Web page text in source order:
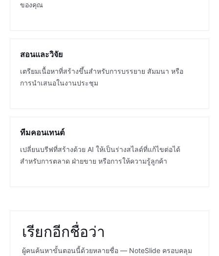
ของคุณ
สอนและวิจัย
เตรียมเนื้อหาที่สร้างขึ้นสำหรับการบรรยาย สัมมนา หรือ
การนำเสนอในงานประชุม
ทีมคอนเทนต์
เปลี่ยนบรีฟที่สร้างด้วย AI ให้เป็นร่างสไลด์ที่แก้ไขต่อได้
สำหรับการตลาด ฝ่ายขาย หรือการให้ความรู้ลูกค้า
เรียกอีกชื่อว่า
ผู้คนค้นหาขั้นตอนนี้ด้วยหลายชื่อ — NoteSlide ครอบคลุม